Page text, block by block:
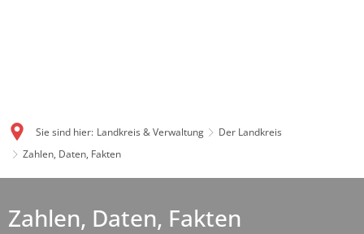
Sie sind hier: Landkreis & Verwaltung
Der Landkreis
Zahlen, Daten, Fakten
Zahlen, Daten, Fakten